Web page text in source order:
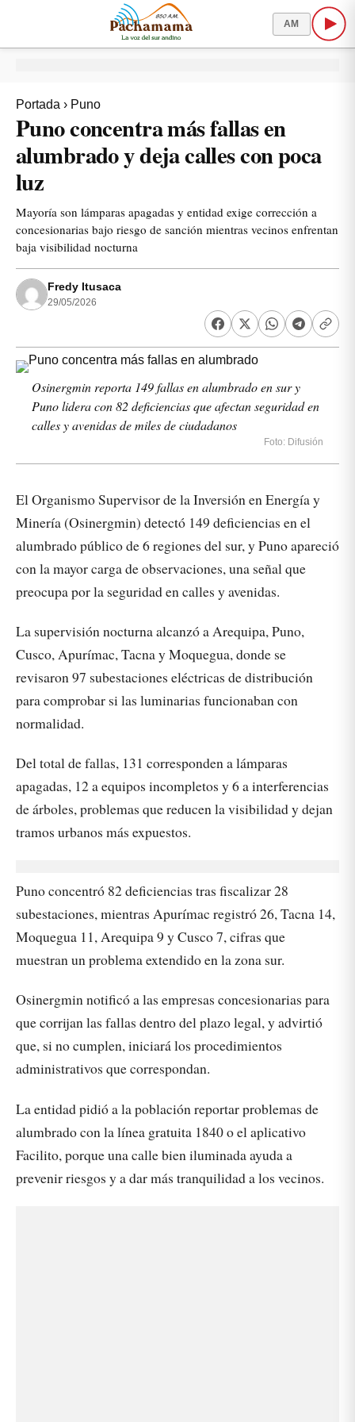
AM
Portada › Puno
Puno concentra más fallas en
alumbrado y deja calles con poca
luz
Mayoría son lámparas apagadas y entidad exige corrección a
concesionarias bajo riesgo de sanción mientras vecinos enfrentan
baja visibilidad nocturna
Fredy Itusaca
29/05/2026
Osinergmin reporta 149 fallas en alumbrado en sur y
Puno lidera con 82 deficiencias que afectan seguridad en
calles y avenidas de miles de ciudadanos
Foto: Difusión
El Organismo Supervisor de la Inversión en Energía y
Minería (Osinergmin) detectó 149 deficiencias en el
alumbrado público de 6 regiones del sur, y Puno apareció
con la mayor carga de observaciones, una señal que
preocupa por la seguridad en calles y avenidas.
La supervisión nocturna alcanzó a Arequipa, Puno,
Cusco, Apurímac, Tacna y Moquegua, donde se
revisaron 97 subestaciones eléctricas de distribución
para comprobar si las luminarias funcionaban con
normalidad.
Del total de fallas, 131 corresponden a lámparas
apagadas, 12 a equipos incompletos y 6 a interferencias
de árboles, problemas que reducen la visibilidad y dejan
tramos urbanos más expuestos.
Puno concentró 82 deficiencias tras fiscalizar 28
subestaciones, mientras Apurímac registró 26, Tacna 14,
Moquegua 11, Arequipa 9 y Cusco 7, cifras que
muestran un problema extendido en la zona sur.
Osinergmin notificó a las empresas concesionarias para
que corrijan las fallas dentro del plazo legal, y advirtió
que, si no cumplen, iniciará los procedimientos
administrativos que correspondan.
La entidad pidió a la población reportar problemas de
alumbrado con la línea gratuita 1840 o el aplicativo
Facilito, porque una calle bien iluminada ayuda a
prevenir riesgos y a dar más tranquilidad a los vecinos.